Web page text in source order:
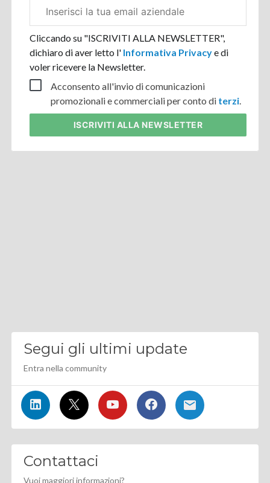
aziendale
Cliccando su "ISCRIVITI ALLA NEWSLETTER",
dichiaro di aver letto l' Informativa Privacye di
voler ricevere la Newsletter.
Acconsento all'invio di comunicazioni
promozionali e commerciali per conto di terzi.
ISCRIVITI ALLA NEWSLETTER
Segui gli ultimi update
Entra nella community
Contattaci
Vuoi maggiori informazioni?